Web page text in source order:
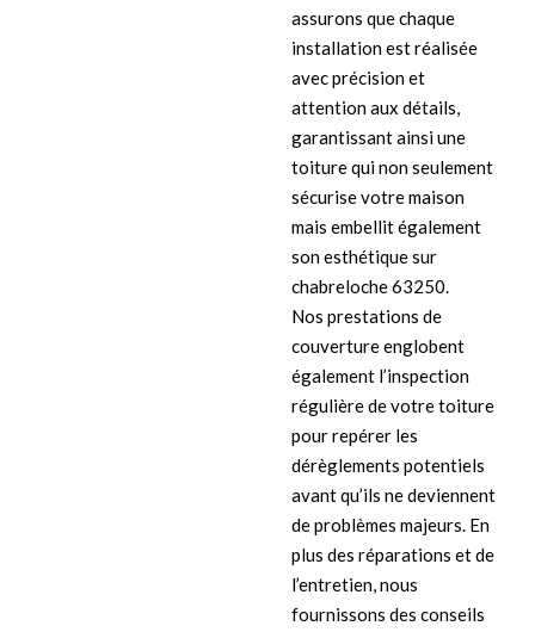
assurons que chaque
installation est réalisée
avec précision et
attention aux détails,
garantissant ainsi une
toiture qui non seulement
sécurise votre maison
mais embellit également
son esthétique sur
chabreloche 63250.
Nos prestations de
couverture englobent
également l’inspection
régulière de votre toiture
pour repérer les
dérèglements potentiels
avant qu’ils ne deviennent
de problèmes majeurs. En
plus des réparations et de
l’entretien, nous
fournissons des conseils